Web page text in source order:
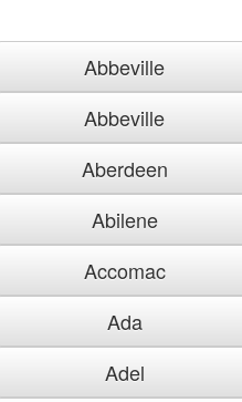
Abbeville
Abbeville
Aberdeen
Abilene
Accomac
Ada
Adel